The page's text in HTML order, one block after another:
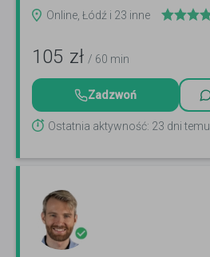
Online, Łódź i 23 inne
105 zł / 60 min
Zadzwoń
Ostatnia aktywność: 23 dni temu